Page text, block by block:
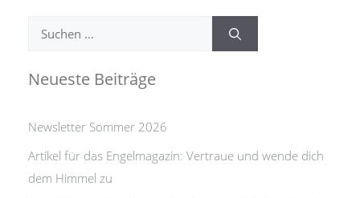
Suchen
Neueste Beiträge
Newsletter Sommer 2026
Artikel für das Engelmagazin: Vertraue und wende dich
dem Himmel zu